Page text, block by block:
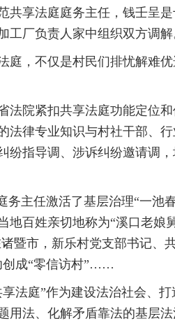
共享法庭庭务主任，钱壬呈
工厂负责人家中组织双方调
庭，不仅是村民们排忧解难
法院紧扣共享法庭功能定位
法律专业知识与村社干部、
纷指导调、涉诉纠纷邀请调
务主任激活了基层治理“一池
地百姓亲切地称为“溪口老娘
暨市，新乐村党支部书记、
创成“零信访村”……
法庭”作为建设法治社会、
用法、化解矛盾靠法的基层